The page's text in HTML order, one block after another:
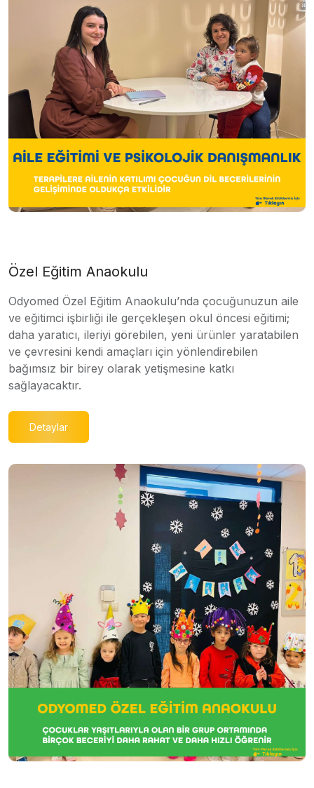
Özel Eğitim Anaokulu
Odyomed Özel Eğitim Anaokulu’nda çocuğunuzun aile
ve eğitimci işbirliği ile gerçekleşen okul öncesi eğitimi;
daha yaratıcı, ileriyi görebilen, yeni ürünler yaratabilen
ve çevresini kendi amaçları için yönlendirebilen
bağımsız bir birey olarak yetişmesine katkı
sağlayacaktır.
Detaylar